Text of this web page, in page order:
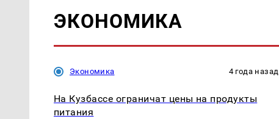
ЭКОНОМИКА
Экономика 4 года назад
На Кузбассе ограничат цены на продукты
питания